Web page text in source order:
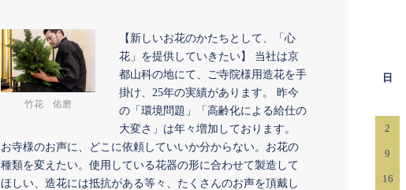
竹花 佑磨
【新しいお花のかたちとして、「心
花」を提供していきたい】 当社は京
都山科の地にて、ご寺院様用造花を手
掛け、25年の実績があります。 昨今
の「環境問題」「高齢化による給仕の
大変さ」は年々増加しております。
お寺様のお声に、どこに依頼していいか分からない。お花の
種類を変えたい。使用している花器の形に合わせて製造して
ほしい、造花には抵抗がある等々、たくさんのお声を頂戴し
日
2
9
16